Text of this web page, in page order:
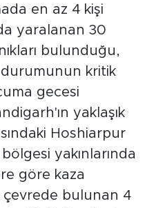
en az 4 kişi
yaralanan 30
bulunduğu,
durumunun kritik
gecesi
yaklaşık
Hoshiarpur
yakınlarında
göre kaza
çevrede bulunan 4